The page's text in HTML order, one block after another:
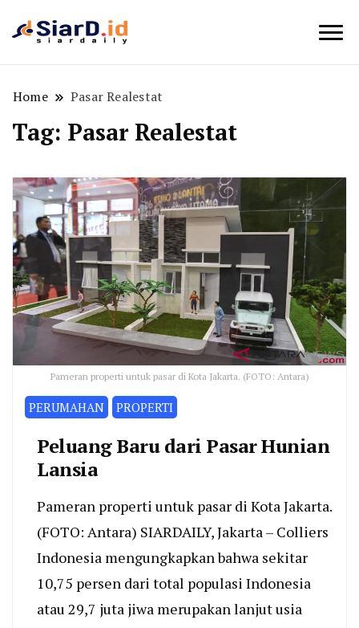
Home Pasar Realestat
Tag: Pasar Realestat
Pameran properti untuk pasar di Kota Jakarta. (FOTO: Antara)
PERUMAHAN PROPERTI
Peluang Baru dari Pasar Hunian
Lansia
Pameran properti untuk pasar di Kota Jakarta.
(FOTO: Antara) SIARDAILY, Jakarta – Colliers
Indonesia mengungkapkan bahwa sekitar
10,75 persen dari total populasi Indonesia
atau 29,7 juta jiwa merupakan lanjut usia